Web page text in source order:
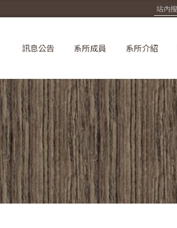
訊息公告 系所成員 系所介紹